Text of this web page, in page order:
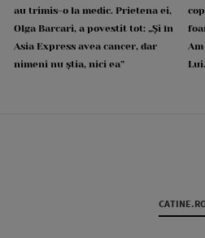
au trimis-o la medic. Prietena ei,
Olga Barcari, a povestit tot: „Și în
Asia Express avea cancer, dar
nimeni nu știa, nici ea”